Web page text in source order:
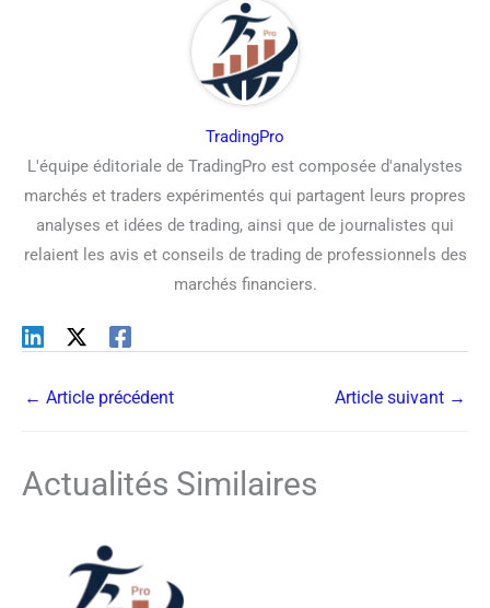
TradingPro
L'équipe éditoriale de TradingPro est composée d'analystes
marchés et traders expérimentés qui partagent leurs propres
analyses et idées de trading, ainsi que de journalistes qui
relaient les avis et conseils de trading de professionnels des
marchés financiers.
← Article précédent Article suivant →
Actualités Similaires